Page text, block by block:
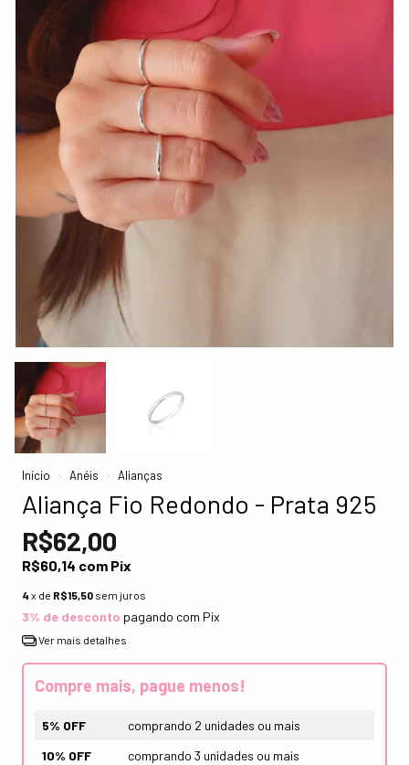
Início Anéis Alianças
Aliança Fio Redondo - Prata 925
R$62,00
R$60,14 com Pix
4 x de R$15,50 sem juros
3% de desconto pagando com Pix
Ver mais detalhes
Compre mais, pague menos!
5% OFF
comprando 2 unidades ou mais
10% OFF
comprando 3 unidades ou mais